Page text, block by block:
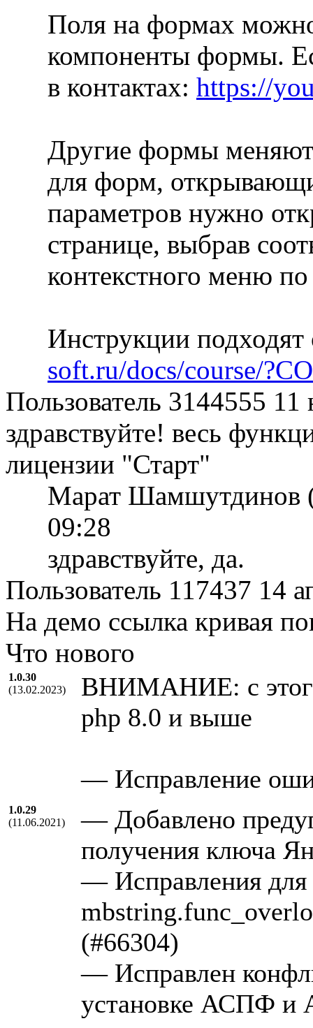
Поля на формах
компоненты формы.
в контактах: https://
Другие формы
для форм,
параметров нужно
странице, выбрав
контекстного меню
Инструкции
soft.ru/docs/course/
Пользователь 3144555 11
здравствуйте! весь
лицензии "Старт"
Марат Шамшутдинов
09:28
здравствуйте, да.
Пользователь 117437 14
На демо ссылка кривая
Что нового
1.0.30
(13.02.2023)
ВНИМАНИЕ: с этого
php 8.0 и выше
— Исправление
1.0.29
(11.06.2021)
— Добавлено
получения ключа
— Исправления для
(#66304)
— Исправлен
установке АСПФ и